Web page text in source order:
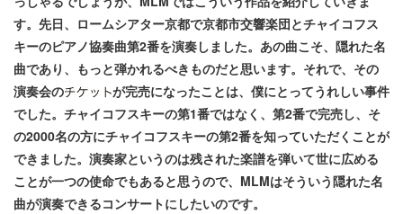
す。先日、ロームシアター京都で京都市交響楽団とチャイコフス
キーのピアノ協奏曲第2番を演奏しました。あの曲こそ、隠れた名
曲であり、もっと弾かれるべきものだと思います。それで、その
演奏会の
が完売になったことは、僕にとってうれしい事件
でした。チャイコフスキーの第1番ではなく、第2番で完売し、そ
の2000名の方にチャイコフスキーの第2番を知っていただくことが
できました。演奏家というのは残された楽譜を弾いて世に広める
ことが一つの使命でもあると思うので、MLMはそういう隠れた名
曲が演奏できるコンサートにしたいのです。